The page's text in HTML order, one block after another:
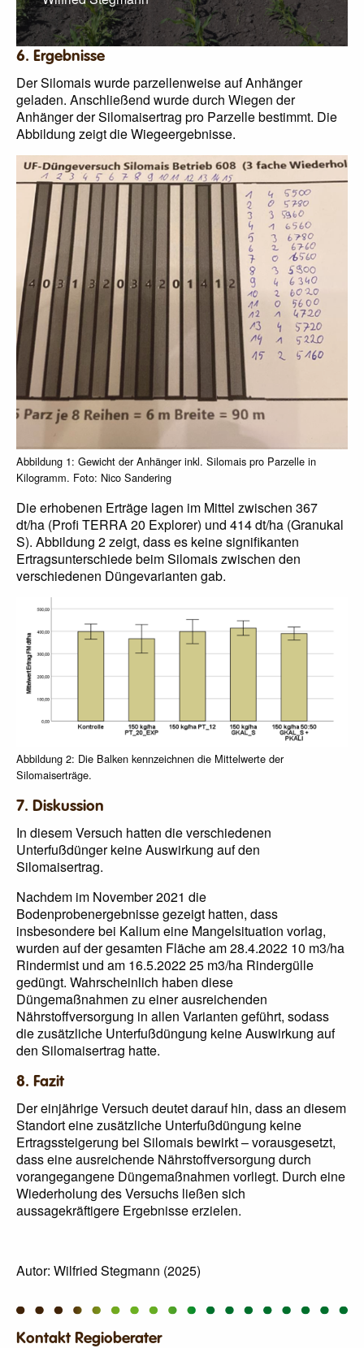
6. Ergebnisse
Der Silomais wurde parzellenweise auf Anhänger
geladen. Anschließend wurde durch Wiegen der
Anhänger der Silomaisertrag pro Parzelle bestimmt. Die
Abbildung zeigt die Wiegeergebnisse.
Abbildung 1: Gewicht der Anhänger inkl. Silomais pro Parzelle in
Kilogramm. Foto: Nico Sandering
Die erhobenen Erträge lagen im Mittel zwischen 367
dt/ha (Profi TERRA 20 Explorer) und 414 dt/ha (Granukal
S). Abbildung 2 zeigt, dass es keine signifikanten
Ertragsunterschiede beim Silomais zwischen den
verschiedenen Düngevarianten gab.
Abbildung 2: Die Balken kennzeichnen die Mittelwerte der
Silomaiserträge.
7. Diskussion
In diesem Versuch hatten die verschiedenen
Unterfußdünger keine Auswirkung auf den
Silomaisertrag.
Nachdem im November 2021 die
Bodenprobenergebnisse gezeigt hatten, dass
insbesondere bei Kalium eine Mangelsituation vorlag,
wurden auf der gesamten Fläche am 28.4.2022 10 m3/ha
Rindermist und am 16.5.2022 25 m3/ha Rindergülle
gedüngt. Wahrscheinlich haben diese
Düngemaßnahmen zu einer ausreichenden
Nährstoffversorgung in allen Varianten geführt, sodass
die zusätzliche Unterfußdüngung keine Auswirkung auf
den Silomaisertrag hatte.
8. Fazit
Der einjährige Versuch deutet darauf hin, dass an diesem
Standort eine zusätzliche Unterfußdüngung keine
Ertragssteigerung bei Silomais bewirkt – vorausgesetzt,
dass eine ausreichende Nährstoffversorgung durch
vorangegangene Düngemaßnahmen vorliegt. Durch eine
Wiederholung des Versuchs ließen sich
aussagekräftigere Ergebnisse erzielen.
Autor: Wilfried Stegmann (2025)
Kontakt Regioberater